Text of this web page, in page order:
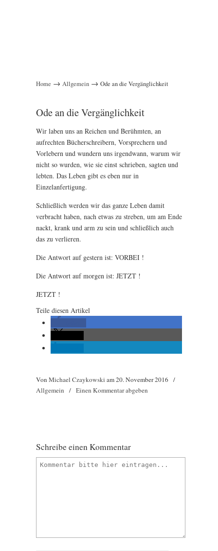
Home → Allgemein → Ode an die Vergänglichkeit
Ode an die Vergänglichkeit
Wir laben uns an Reichen und Berühmten, an
aufrechten Bücherschreibern, Vorsprechern und
Vorlebern und wundern uns irgendwann, warum wir
nicht so wurden, wie sie einst schrieben, sagten und
lebten. Das Leben gibt es eben nur in
Einzelanfertigung.
Schließlich werden wir das ganze Leben damit
verbracht haben, nach etwas zu streben, um am Ende
nackt, krank und arm zu sein und schließlich auch
das zu verlieren.
Die Antwort auf gestern ist: VORBEI !
Die Antwort auf morgen ist: JETZT !
JETZT !
Teile diesen Artikel
Von Michael Czaykowski am20. November 2016 /
Allgemein
/ Einen Kommentar abgeben
Schreibe einen Kommentar